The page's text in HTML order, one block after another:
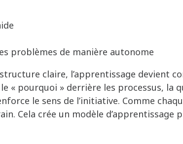
problèmes de manière autonome
claire, l’apprentissage devient
« pourquoi » derrière les processus, la
le sens de l’initiative. Comme
Cela crée un modèle d’apprentissage